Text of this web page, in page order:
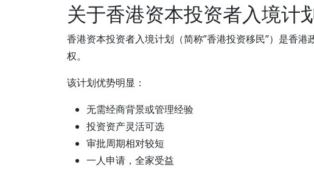
关于香港资本投资者入境计
香港资本投资者入境计划（简称”香港投资移民”）是香
权。
该计划优势明显：
无需经商背景或管理经验
投资资产灵活可选
审批周期相对较短
一人申请，全家受益